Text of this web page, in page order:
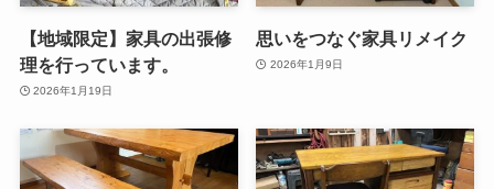
【地域限定】家具の出張修
理を行っています。
2026年1月19日
思いをつなぐ家具リメイク
2026年1月9日